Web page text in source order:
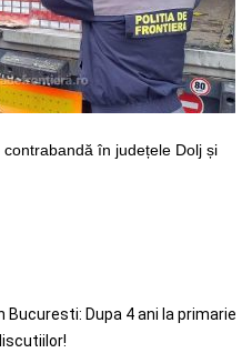
în județele Dolj și
Bucuresti: Dupa 4 ani la primarie